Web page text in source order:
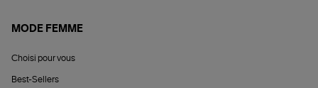
MODE FEMME
Choisi pour vous
Best-Sellers